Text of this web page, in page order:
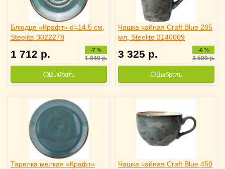
Блюдце «Крафт» d=14.5 см,
Steelite 3022278
1 712 р. -7 %
1 840р.
Выбрать
Чашка чайная Craft Blue 285
мл, Steelite 3140669
3 325 р. -6 %
3 500р.
Выбрать
Тарелка мелкая «Крафт»
Чашка чайная Craft Blue 450